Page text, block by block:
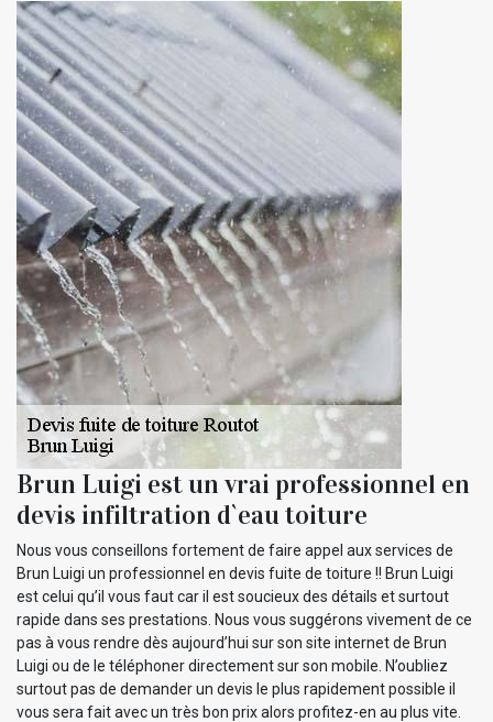
Brun Luigi est un vrai professionnel en
devis infiltration d`eau toiture
Nous vous conseillons fortement de faire appel aux services de
Brun Luigi un professionnel en devis fuite de toiture !! Brun Luigi
est celui qu’il vous faut car il est soucieux des détails et surtout
rapide dans ses prestations. Nous vous suggérons vivement de ce
pas à vous rendre dès aujourd’hui sur son site internet de Brun
Luigi ou de le téléphoner directement sur son mobile. N’oubliez
surtout pas de demander un devis le plus rapidement possible il
vous sera fait avec un très bon prix alors profitez-en au plus vite.